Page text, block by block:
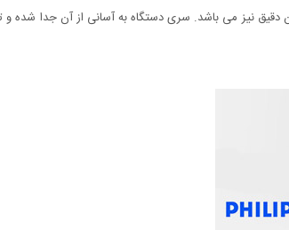
نیز می باشد. سری دستگاه به آسانی از آن جدا شده و